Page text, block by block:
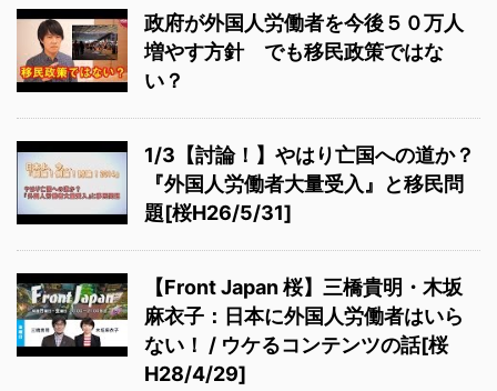
政府が外国人労働者を今後５０万人
増やす方針 でも移民政策ではな
い？
1/3【討論！】やはり亡国への道か？
『外国人労働者大量受入』と移民問
題[桜H26/5/31]
【Front Japan 桜】三橋貴明・木坂
麻衣子：日本に外国人労働者はいら
ない！ / ウケるコンテンツの話[桜
H28/4/29]